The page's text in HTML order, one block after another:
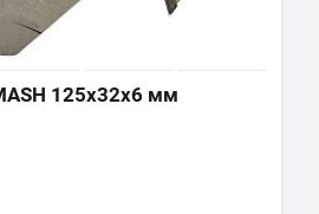
125х32х6 мм